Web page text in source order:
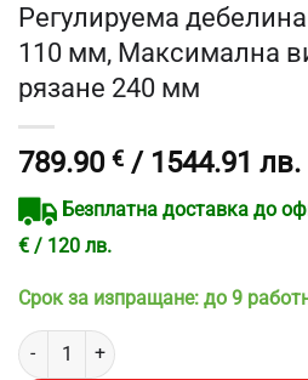
Регулируема
110 мм, Максимална
рязане 240 мм
789.90 € / 1544.91 лв.
Безплатна доставка до
€ / 120 лв.
Срок за изпращане: до 9
количество за Настолен банциг